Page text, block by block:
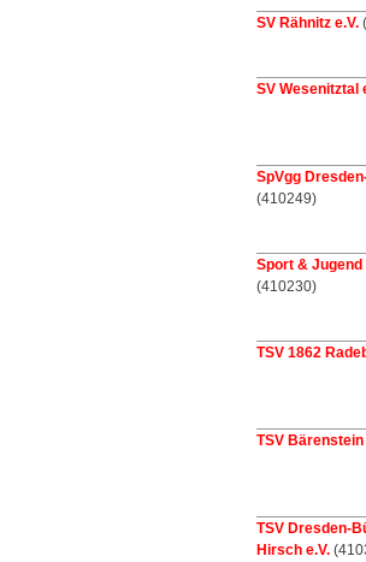
SV Rähnitz e.V.
SV Wesenitztal
SpVgg
(410249)
Sport & Jugend
(410230)
TSV 1862
TSV Bärenstein
TSV Dresden-
Hirsch e.V.